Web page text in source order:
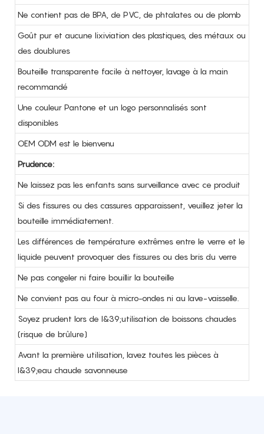
Ne contient pas de BPA, de PVC, de phtalates ou de plomb
Goût pur et aucune lixiviation des plastiques, des métaux ou
des doublures
Bouteille transparente facile à nettoyer, lavage à la main
recommandé
Une couleur Pantone et un logo personnalisés sont
disponibles
OEM ODM est le bienvenu
Prudence:
Ne laissez pas les enfants sans surveillance avec ce produit
Si des fissures ou des cassures apparaissent, veuillez jeter la
bouteille immédiatement.
Les différences de température extrêmes entre le verre et le
liquide peuvent provoquer des fissures ou des bris du verre
Ne pas congeler ni faire bouillir la bouteille
Ne convient pas au four à micro-ondes ni au lave-vaisselle.
Soyez prudent lors de l&39;utilisation de boissons chaudes
(risque de brûlure)
Avant la première utilisation, lavez toutes les pièces à
l&39;eau chaude savonneuse